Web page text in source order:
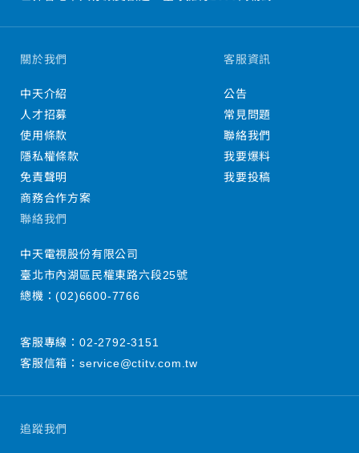
追蹤我們
關於我們
中天介紹
人才招募
使用條款
隱私權條款
免責聲明
商務合作方案
客服資訊
公告
常見問題
聯絡我們
我要爆料
我要投稿
聯絡我們
中天電視股份有限公司
臺北市內湖區民權東路六段25號
總機：(02)6600-7766
客服專線： 02-2792-3151
客服信箱： service@ctitv.com.tw